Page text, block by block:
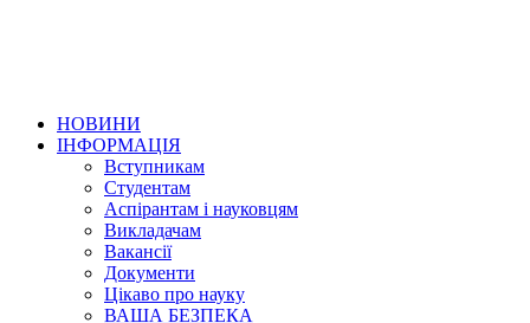
НОВИНИ
ІНФОРМАЦІЯ
Вступникам
Студентам
Аспірантам і науковцям
Викладачам
Вакансії
Документи
Цікаво про науку
ВАША БЕЗПЕКА